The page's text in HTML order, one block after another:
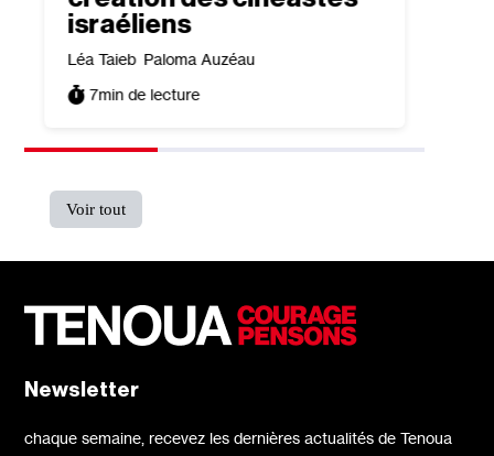
israéliens
Léa Taieb Paloma Auzéau
7min de lecture
Voir tout
Newsletter
chaque semaine, recevez les dernières actualités de Tenoua